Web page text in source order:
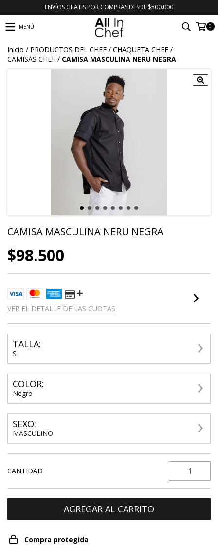
ENVÍOS GRATIS POR COMPRAS DESDE $500.000
MENÚ 0
Inicio / PRODUCTOS DEL CHEF / CHAQUETA CHEF /
CAMISAS CHEF / CAMISA MASCULINA NERU NEGRA
CAMISA MASCULINA NERU NEGRA
$98.500
VER EL DETALLE DE LAS CUOTAS
TALLA:
S
COLOR:
Negro
SEXO:
MASCULINO
CANTIDAD
Compra protegida